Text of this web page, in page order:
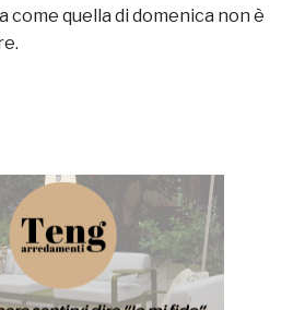
come quella di domenica non è